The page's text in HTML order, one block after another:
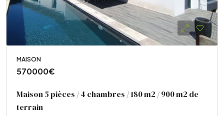
MAISON
570000€
Maison 5 pièces / 4 chambres / 180 m2 / 900 m2 de
terrain